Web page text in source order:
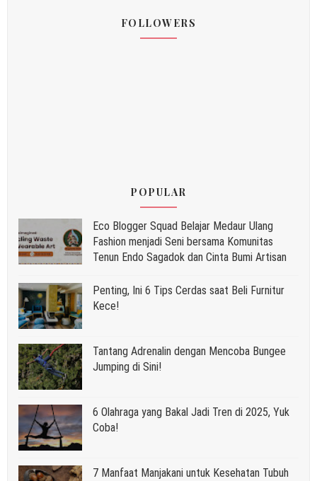
FOLLOWERS
POPULAR
Eco Blogger Squad Belajar Medaur Ulang
Fashion menjadi Seni bersama Komunitas
Tenun Endo Sagadok dan Cinta Bumi Artisan
Penting, Ini 6 Tips Cerdas saat Beli Furnitur
Kece!
Tantang Adrenalin dengan Mencoba Bungee
Jumping di Sini!
6 Olahraga yang Bakal Jadi Tren di 2025, Yuk
Coba!
7 Manfaat Manjakani untuk Kesehatan Tubuh